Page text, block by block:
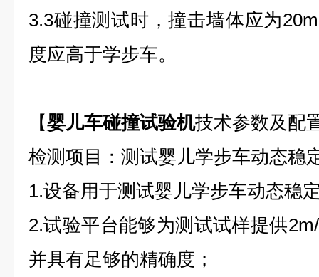
3.3碰撞测试时，撞击墙体应为
度应高于学步车。
【婴儿车碰撞试验机技术参数及配
检测项目：测试婴儿学步车动态稳
1.设备用于测试婴儿学步车动态稳
2.试验平台能够为测试试样提供
并具有足够的精确度；